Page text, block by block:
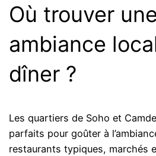
Où trouver
ambiance
dîner ?
Les quartiers de Soho et
parfaits pour goûter à
restaurants typiques, marchés